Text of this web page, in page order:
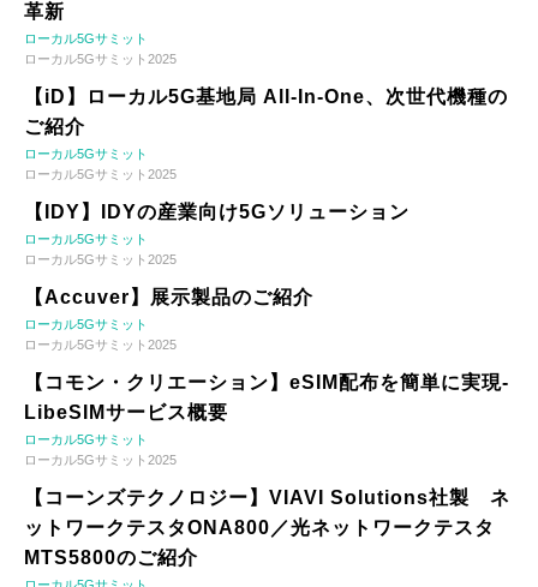
革新
ローカル5Gサミット
ローカル5Gサミット2025
【iD】ローカル5G基地局 All-In-One、次世代機種の
ご紹介
ローカル5Gサミット
ローカル5Gサミット2025
【IDY】IDYの産業向け5Gソリューション
ローカル5Gサミット
ローカル5Gサミット2025
【Accuver】展示製品のご紹介
ローカル5Gサミット
ローカル5Gサミット2025
【コモン・クリエーション】eSIM配布を簡単に実現-
LibeSIMサービス概要
ローカル5Gサミット
ローカル5Gサミット2025
【コーンズテクノロジー】VIAVI Solutions社製 ネ
ットワークテスタONA800／光ネットワークテスタ
MTS5800のご紹介